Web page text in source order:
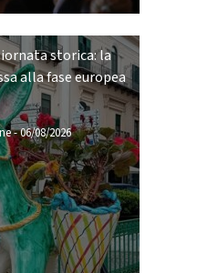
storica: la
alla fase europea
-06/08/2026